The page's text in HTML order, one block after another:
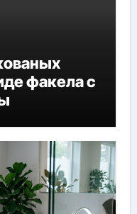
факела с